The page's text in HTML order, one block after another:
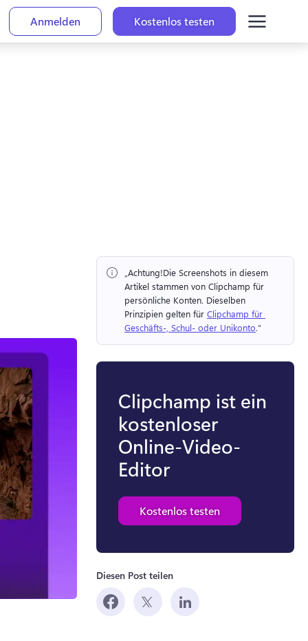
Anmelden
Kostenlos testen
„Achtung!Die Screenshots in diesem
Artikel stammen von Clipchamp für
persönliche Konten. Dieselben
Prinzipien gelten für Clipchamp für
Geschäfts-, Schul- oder Unikonto.“
Clipchamp ist ein
kostenloser
Online-Video-
Editor
Kostenlos testen
Diesen Post teilen